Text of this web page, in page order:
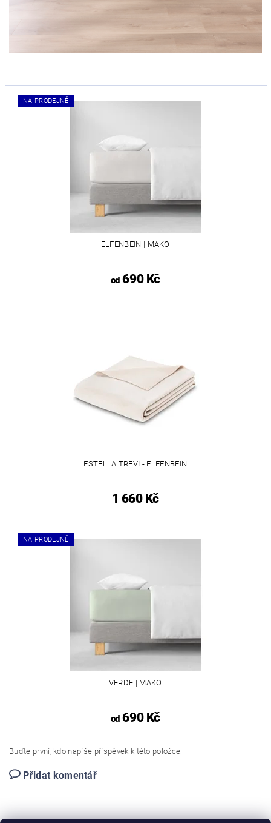
NA PRODEJNĚ
ELFENBEIN | MAKO
od690 Kč
ESTELLA TREVI - ELFENBEIN
1 660 Kč
NA PRODEJNĚ
VERDE | MAKO
od690 Kč
Buďte první, kdo napíše příspěvek k této položce.
Přidat komentář